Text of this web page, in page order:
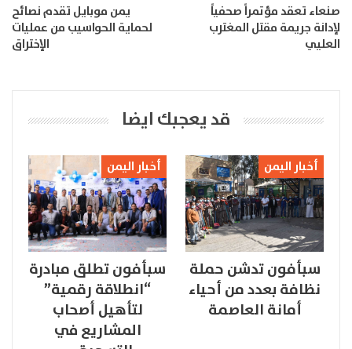
صنعاء تعقد مؤتمراً صحفياً
لإدانة جريمة مقتل المغترب
العليي
يمن موبايل تقدم نصائح
لحماية الحواسيب من عمليات
الإختراق
قد يعجبك ايضا
أخبار اليمن
سبأفون تدشن حملة
نظافة بعدد من أحياء
أمانة العاصمة
أخبار اليمن
سبأفون تطلق مبادرة
“انطلاقة رقمية”
لتأهيل أصحاب
المشاريع في